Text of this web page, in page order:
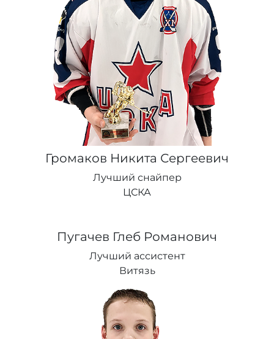
Громаков Никита Сергеевич
Лучший снайпер
ЦСКА
Пугачев Глеб Романович
Лучший ассистент
Витязь